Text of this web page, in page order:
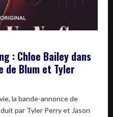
: Chloe Bailey dans
Blum et Tyler
la bande-annonce de
par Tyler Perry et Jason